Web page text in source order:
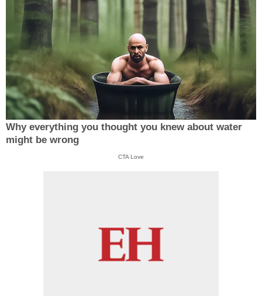
Why everything you thought you knew about water
might be wrong
CTA Love